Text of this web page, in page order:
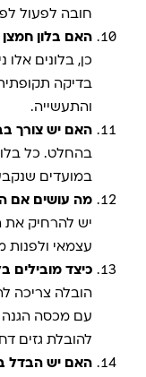
חובה לפעול
האם בלון חמצן
כן, בלונים אלו
בדיקה
והתעשייה.
האם יש צורך
בהחלט. כל
במועדים
מה עושים אם
יש להרחיק את
עצמאי ולפנות
כיצד מובילים
הובלה צריכה
עם מכסה
להובלת גזים
האם יש הבדל